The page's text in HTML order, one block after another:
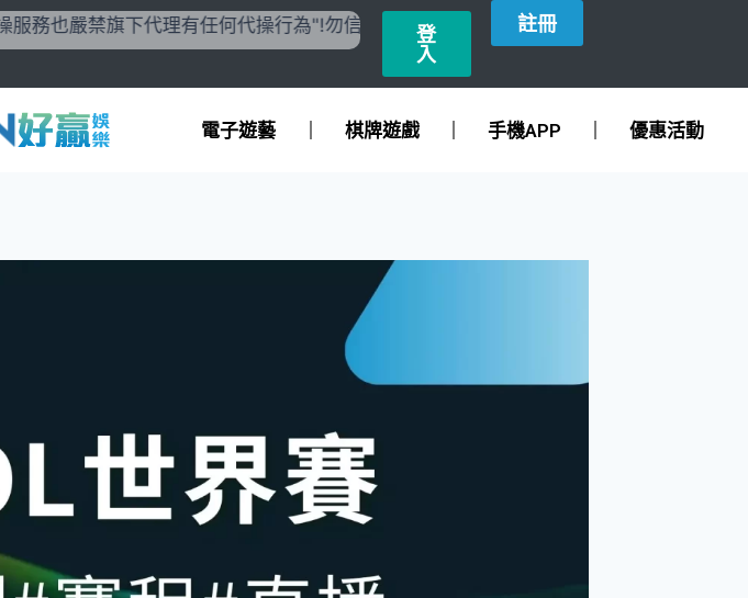
下代理有任何代操行為"!勿信任何有心人士相關說詞，<<參加代操與匯款>>相關行
登
入
註冊
電子遊藝 棋牌遊戲 手機APP 優惠活動